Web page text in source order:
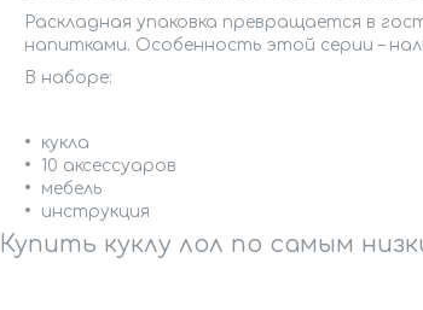
Раскладная упаковка превращается в
напитками. Особенность этой серии –
В наборе:
кукла
10 аксессуаров
мебель
инструкция
Купить куклу лол по самым